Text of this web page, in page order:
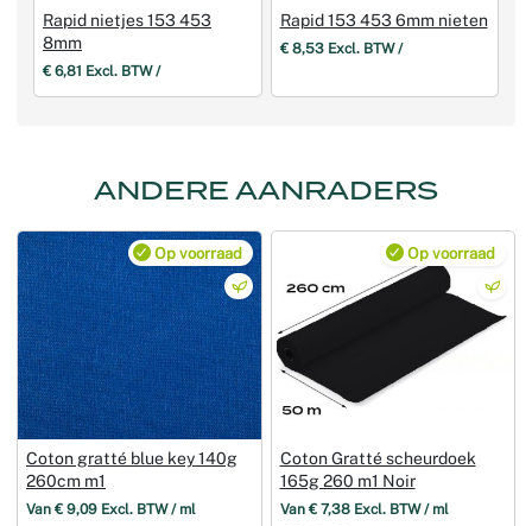
Rapid nietjes 153 453
8mm
€ 6,81 Excl. BTW /
Rapid 153 453 6mm nieten
€ 8,53 Excl. BTW /
ANDERE AANRADERS
Op voorraad
Coton gratté blue key 140g
260cm m1
Van € 9,09 Excl. BTW / ml
Op voorraad
Coton Gratté scheurdoek
165g 260 m1 Noir
Van € 7,38 Excl. BTW / ml